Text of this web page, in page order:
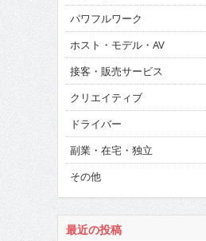
パワフルワーク
ホスト・モデル・AV
接客・販売サービス
クリエイティブ
ドライバー
副業・在宅・独立
その他
最近の投稿